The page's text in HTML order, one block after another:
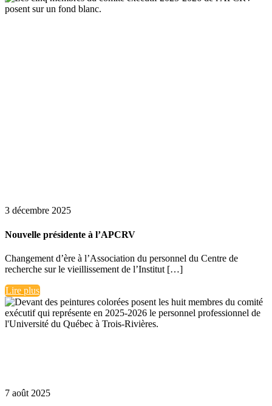
3 décembre 2025
Nouvelle présidente à l’APCRV
Changement d’ère à l’Association du personnel du Centre de
recherche sur le vieillissement de l’Institut […]
Lire plus
7 août 2025